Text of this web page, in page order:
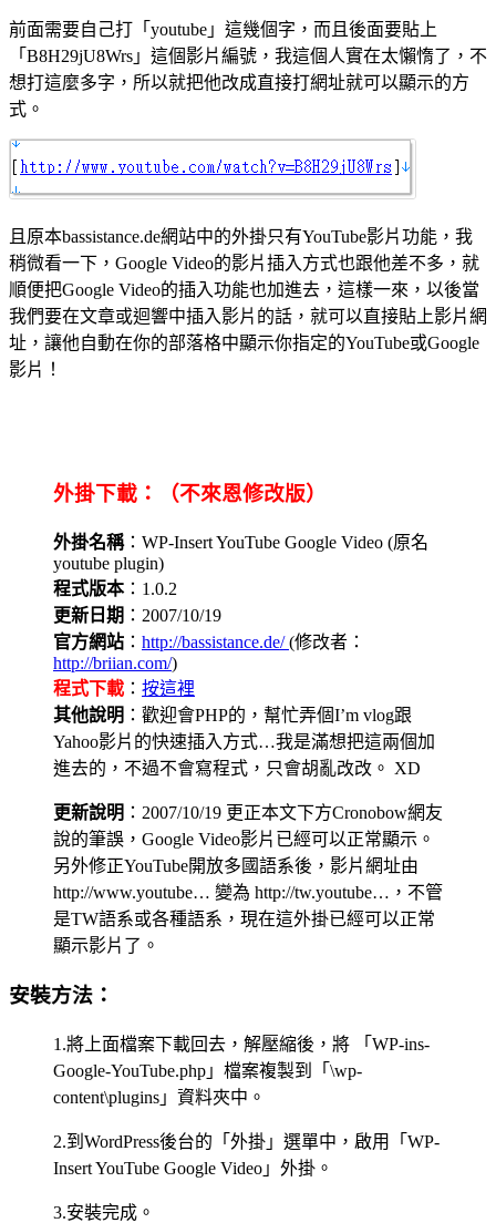
前面需要自己打「youtube」這幾個字，而且後面要貼上
「B8H29jU8Wrs」這個影片編號，我這個人實在太懶惰了，不
想打這麼多字，所以就把他改成直接打網址就可以顯示的方
式。
且原本bassistance.de網站中的外掛只有YouTube影片功能，我
稍微看一下，Google Video的影片插入方式也跟他差不多，就
順便把Google Video的插入功能也加進去，這樣一來，以後當
我們要在文章或迴響中插入影片的話，就可以直接貼上影片網
址，讓他自動在你的部落格中顯示你指定的YouTube或Google
影片！
外掛下載：（不來恩修改版）
外掛名稱：WP-Insert YouTube Google Video (原名
youtube plugin)
程式版本：1.0.2
更新日期 ：2007/10/19
官方網站 ： http://bassistance.de/(修改者：
http://briian.com/)
程式下載 ： 按這裡
其他說明 ：歡迎會PHP的，幫忙弄個I’m vlog跟
Yahoo影片的快速插入方式…我是滿想把這兩個加
進去的，不過不會寫程式，只會胡亂改改。 XD
更新說明 ：2007/10/19 更正本文下方Cronobow網友
說的筆誤，Google Video影片已經可以正常顯示。
另外修正YouTube開放多國語系後，影片網址由
http://www.youtube… 變為 http://tw.youtube…，不管
是TW語系或各種語系，現在這外掛已經可以正常
顯示影片了。
安裝方法：
1.將上面檔案下載回去，解壓縮後，將 「WP-ins-
Google-YouTube.php」檔案複製到「\wp-
content\plugins」資料夾中。
2.到WordPress後台的「外掛」選單中，啟用「WP-
Insert YouTube Google Video」外掛。
3.安裝完成。